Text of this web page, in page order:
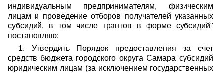
индивидуальным предпринимателям, физическим
лицам и проведение отборов получателей указанных
субсидий, в том числе грантов в форме субсидий"
постановляю:
1. Утвердить Порядок предоставления за счет
средств бюджета городского округа Самара субсидий
юридическим лицам (за исключением государственных